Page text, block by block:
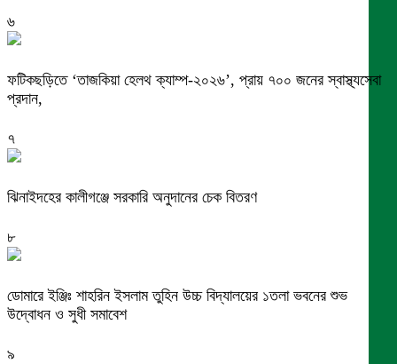
৬
ফটিকছড়িতে ‘তাজকিয়া হেলথ ক্যাম্প-২০২৬’, প্রায় ৭০০ জনের স্বাস্থ্যসেবা
প্রদান,
৭
ঝিনাইদহের কালীগঞ্জে সরকারি অনুদানের চেক বিতরণ
৮
ডোমারে ইঞ্জিঃ শাহরিন ইসলাম তুহিন উচ্চ বিদ্যালয়ের ১তলা ভবনের শুভ
উদ্বোধন ও সুধী সমাবেশ
৯